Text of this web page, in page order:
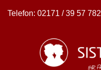
Telefon: 02171 / 39 57 782